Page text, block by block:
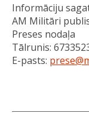
Informāciju
AM Militāri
Preses nodaļa
Tālrunis:
E-pasts: